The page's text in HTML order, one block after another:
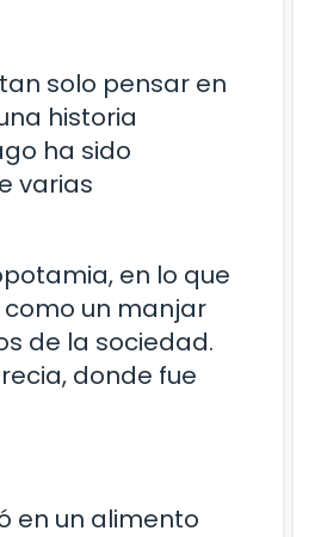
solo pensar en
historia
ha sido
varias
en lo que
como un manjar
de la sociedad.
donde fue
en un alimento